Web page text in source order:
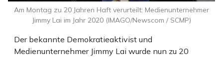
Der bekannte Demokratieaktivist und
Medienunternehmer Jimmy Lai wurde nun zu 20
Am Montag zu 20 Jahren Haft verurteilt: Medienunternehmer
Jimmy Lai im Jahr 2020 (IMAGO/Newscom / SCMP)